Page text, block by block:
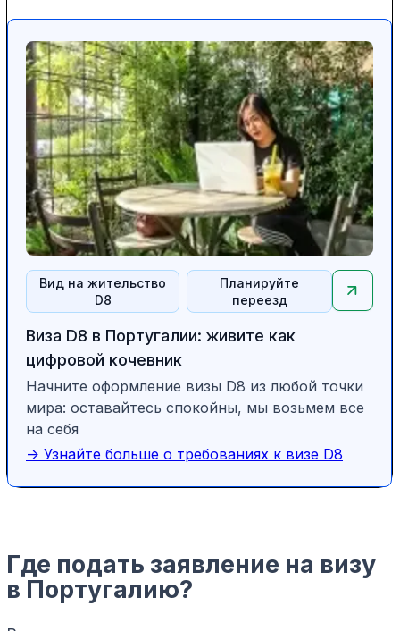
Вид на жительство
D8
Планируйте
переезд
Виза D8 в Португалии: живите как
цифровой кочевник
Начните оформление визы D8 из любой точки
мира: оставайтесь спокойны, мы возьмем все
на себя
-> Узнайте больше о требованиях к визе D8
Где подать заявление на визу
в Португалию?